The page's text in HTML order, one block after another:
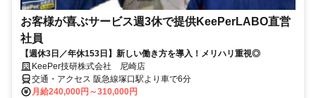
お客様が喜ぶサービス週3休で提供KeePerLABO直営
社員
【週休3日／年休153日】新しい働き方を導入！メリハリ重視◎
KeePer技研株式会社 尼崎店
交通・アクセス 阪急線塚口駅より車で6分
月給240,000円～310,000円